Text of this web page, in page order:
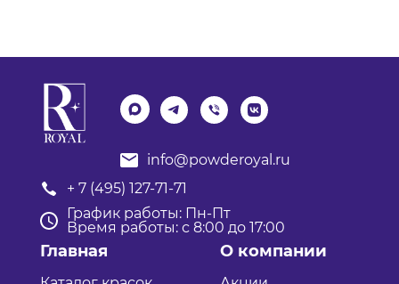
info@powderoyal.ru
+ 7 (495) 127-71-71
График работы: Пн-Пт
Время работы: с 8:00 до 17:00
Главная О компании